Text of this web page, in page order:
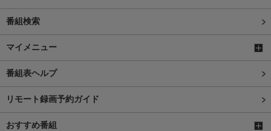
番組検索
マイメニュー
番組表ヘルプ
リモート録画予約ガイド
おすすめ番組